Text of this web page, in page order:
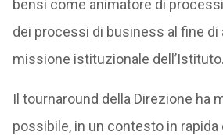
bensì come animatore di
dei processi di business al fine di
missione istituzionale dell’Istituto.
Il tournaround della Direzione ha
possibile, in un contesto in